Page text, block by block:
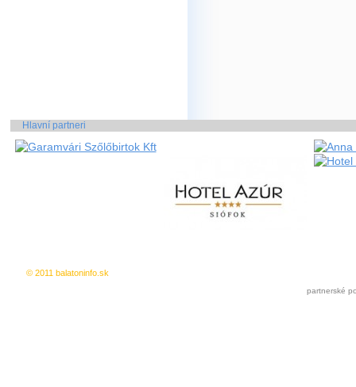
Hlavní partneri
© 2011 balatoninfo.sk
partnerské